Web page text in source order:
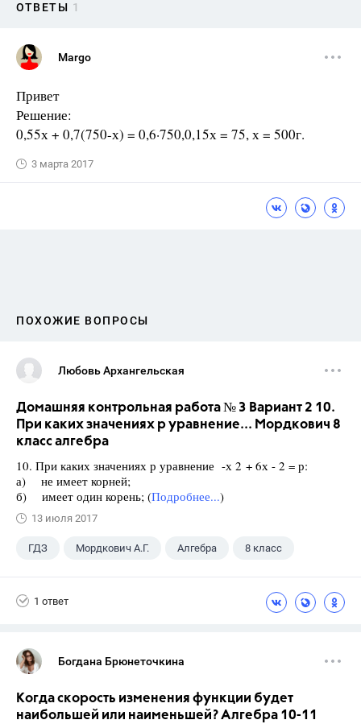
ОТВЕТЫ 1
Margo
Привет
Решение:
0,55х + 0,7(750-х) = 0,6·750,0,15х = 75, х = 500г.
3 марта 2017
ПОХОЖИЕ ВОПРОСЫ
Любовь Архангельская
Домашняя контрольная работа № 3 Вариант 2 10.
При каких значениях р уравнение... Мордкович 8
класс алгебра
10. При каких значениях р уравнение -х 2 + 6х - 2 = р:
а) не имеет корней;
б) имеет один корень; (Подробнее...)
13 июля 2017
ГДЗ Мордкович А.Г. Алгебра 8 класс
1 ответ
Богдана Брюнеточкина
Когда скорость изменения функции будет
наибольшей или наименьшей? Алгебра 10-11